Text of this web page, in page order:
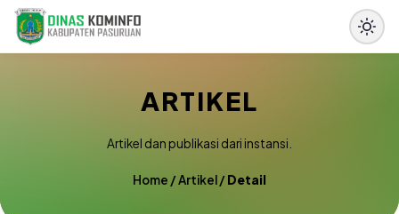
ARTIKEL
Artikel dan publikasi dari instansi.
Home /Artikel/Detail